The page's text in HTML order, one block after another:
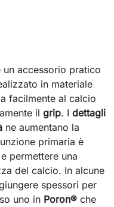
un accessorio pratico
in materiale
facilmente al calcio
il grip. I dettagli
ne aumentano la
primaria è
permettere una
del calcio. In alcune
spessori per
uno in Poron® che